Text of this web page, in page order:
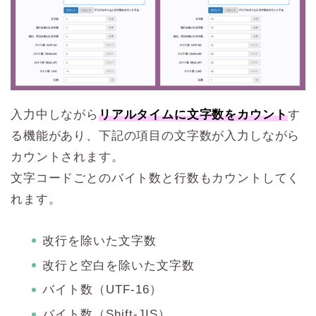
入力中しながらリアルタイムに文字数をカウントす
る機能があり、下記の項目の文字数が入力しながら
カウントされます。
文字コードごとのバイト数と行数もカウントしてく
れます。
改行を除いた文字数
改行と空白を除いた文字数
バイト数（UTF-16）